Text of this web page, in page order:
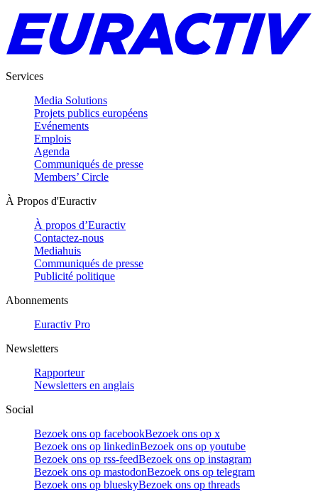
Services
Media Solutions
Projets publics européens
Evénements
Emplois
Agenda
Communiqués de presse
Members’ Circle
À Propos d'Euractiv
À propos d’Euractiv
Contactez-nous
Mediahuis
Communiqués de presse
Publicité politique
Abonnements
Euractiv Pro
Newsletters
Rapporteur
Newsletters en anglais
Social
Bezoek ons op facebookBezoek ons op x
Bezoek ons op linkedinBezoek ons op youtube
Bezoek ons op rss-feedBezoek ons op instagram
Bezoek ons op mastodonBezoek ons op telegram
Bezoek ons op blueskyBezoek ons op threads